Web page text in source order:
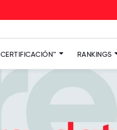
CERTIFICACIÓN™ RANKINGS